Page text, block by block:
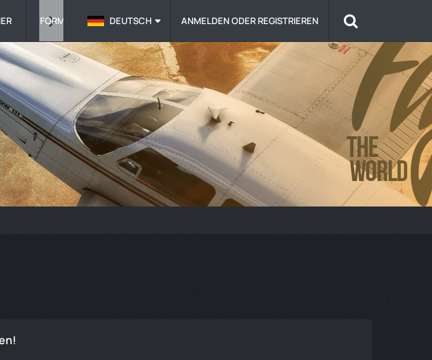
FORMULARE & KONTEN SPENDEN FLY THE WORLD SIM - LOGIN
DEUTSCH ANMELDEN ODER REGISTRIEREN